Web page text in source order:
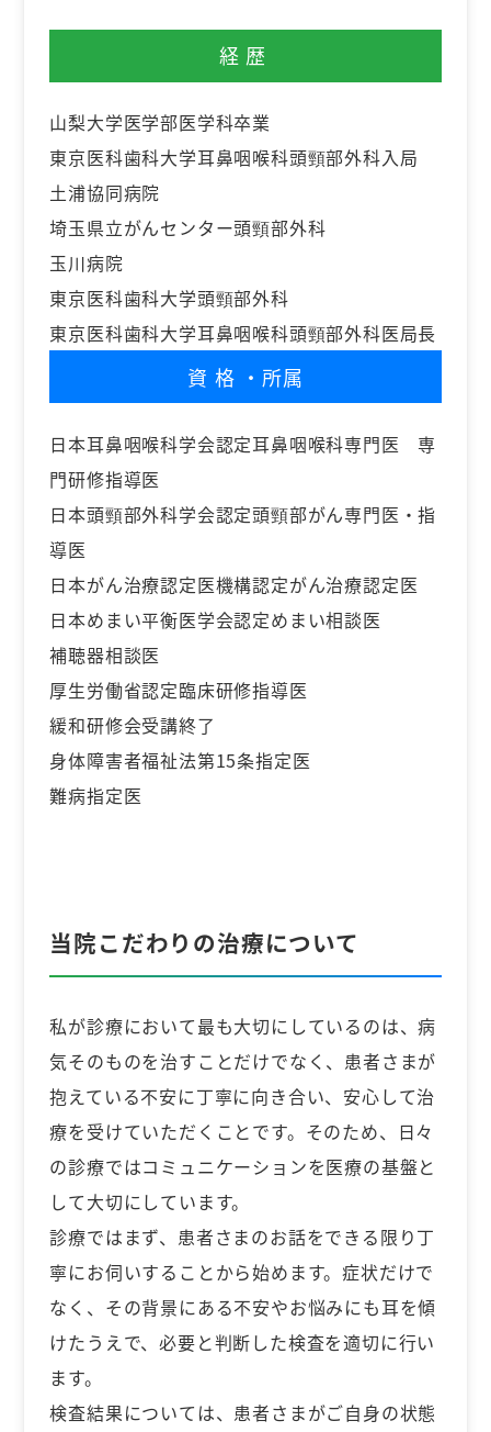
経歴
山梨大学医学部医学科卒業
東京医科歯科大学耳鼻咽喉科頭頸部外科入局
土浦協同病院
埼玉県立がんセンター頭頸部外科
玉川病院
東京医科歯科大学頭頸部外科
東京医科歯科大学耳鼻咽喉科頭頸部外科医局長
資格 ・所属
日本耳鼻咽喉科学会認定耳鼻咽喉科専門医 専
門研修指導医
日本頭頸部外科学会認定頭頸部がん専門医・指
導医
日本がん治療認定医機構認定がん治療認定医
日本めまい平衡医学会認定めまい相談医
補聴器相談医
厚生労働省認定臨床研修指導医
緩和研修会受講終了
身体障害者福祉法第15条指定医
難病指定医
当院こだわりの治療について
私が診療において最も大切にしているのは、病
気そのものを治すことだけでなく、患者さまが
抱えている不安に丁寧に向き合い、安心して治
療を受けていただくことです。そのため、日々
の診療ではコミュニケーションを医療の基盤と
して大切にしています。
診療ではまず、患者さまのお話をできる限り丁
寧にお伺いすることから始めます。症状だけで
なく、その背景にある不安やお悩みにも耳を傾
けたうえで、必要と判断した検査を適切に行い
ます。
検査結果については、患者さまがご自身の状態